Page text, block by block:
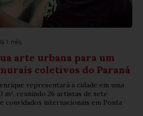
1 mês
arte urbana para um
coletivos do Paraná
representará a cidade em uma
m², reunindo 26 artistas de sete
convidados internacionais em Ponta